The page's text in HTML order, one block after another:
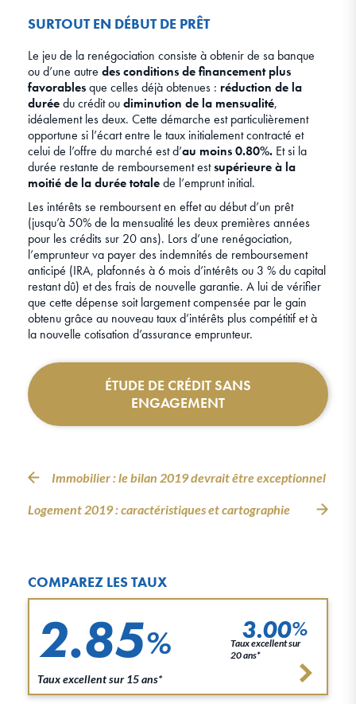
SURTOUT EN DÉBUT DE PRÊT
Le jeu de la renégociation consiste à obtenir de sa banque
ou d’une autre des conditions de financement plus
favorablesque celles déjà obtenues : réduction de la
duréedu crédit oudiminution de la mensualité,
idéalement les deux. Cette démarche est particulièrement
opportune si l’écart entre le taux initialement contracté et
celui de l’offre du marché est d’au moins 0.80%. Et si la
durée restante de remboursement estsupérieure à la
moitié de la durée totalede l’emprunt initial.
Les intérêts se remboursent en effet au début d’un prêt
(jusqu’à 50% de la mensualité les deux premières années
pour les crédits sur 20 ans). Lors d’une renégociation,
l’emprunteur va payer des indemnités de remboursement
anticipé (IRA, plafonnés à 6 mois d’intérêts ou 3 % du capital
restant dû) et des frais de nouvelle garantie. A lui de vérifier
que cette dépense soit largement compensée par le gain
obtenu grâce au nouveau taux d’intérêts plus compétitif et à
la nouvelle cotisation d’assurance emprunteur.
ÉTUDE DE CRÉDIT SANS
ENGAGEMENT
Immobilier : le bilan 2019 devrait être exceptionnel
Logement 2019 : caractéristiques et cartographie
COMPAREZ LES TAUX
2.85%
Taux excellent sur 15 ans*
3.00%
Taux excellent sur
20 ans*